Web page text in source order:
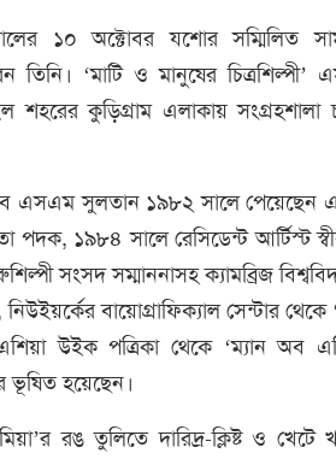
১০ অক্টোবর যশোর সম্মিলিত
তিনি। ‘মাটি ও মানুষের চিত্রশিল্পী’
কুড়িগ্রাম এলাকায় সংগ্রহশালা
এসএম সুলতান ১৯৮২ সালে পেয়েছেন
পদক, ১৯৮৪ সালে রেসিডেন্ট আর্টিস্ট
সংসদ সম্মাননাসহ ক্যামব্রিজ
বায়োগ্রাফিক্যাল সেন্টার থেকে
উইক পত্রিকা থেকে ‘ম্যান অব
ভূষিত হয়েছেন।
রঙ তুলিতে দারিদ্র-ক্লিষ্ট ও খেটে